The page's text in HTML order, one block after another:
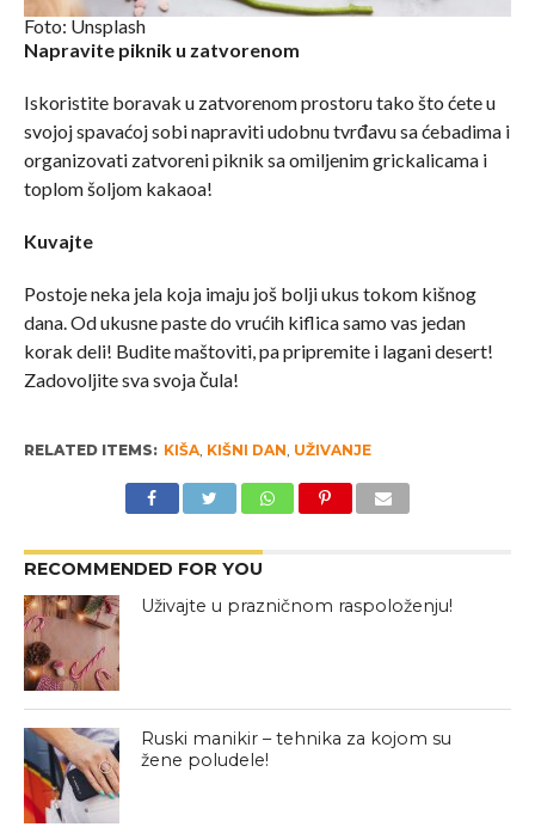
Foto: Unsplash
Napravite piknik u zatvorenom
Iskoristite boravak u zatvorenom prostoru tako što ćete u
svojoj spavaćoj sobi napraviti udobnu tvrđavu sa ćebadima i
organizovati zatvoreni piknik sa omiljenim grickalicama i
toplom šoljom kakaoa!
Kuvajte
Postoje neka jela koja imaju još bolji ukus tokom kišnog
dana. Od ukusne paste do vrućih kiflica samo vas jedan
korak deli! Budite maštoviti, pa pripremite i lagani desert!
Zadovoljite sva svoja čula!
RELATED ITEMS: KIŠA, KIŠNI DAN, UŽIVANJE
RECOMMENDED FOR YOU
Uživajte u prazničnom raspoloženju!
Ruski manikir – tehnika za kojom su
žene poludele!